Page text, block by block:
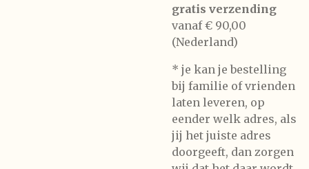
gratis verzending
vanaf € 90,00
(Nederland)
* je kan je bestelling
bij familie of vrienden
laten leveren, op
eender welk adres, als
jij het juiste adres
doorgeeft, dan zorgen